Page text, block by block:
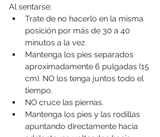
Al sentarse:
Trate de no hacerlo en la misma
posición por más de 30 a 40
minutos a la vez.
Mantenga los pies separados
aproximadamente 6 pulgadas (15
cm). NO los tenga juntos todo el
tiempo.
NO cruce las piernas.
Mantenga los pies y las rodillas
apuntando directamente hacia